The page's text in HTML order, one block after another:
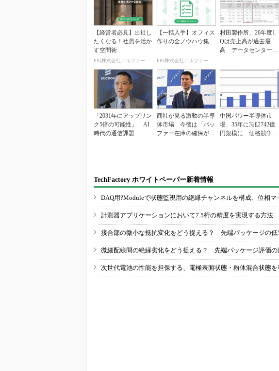
【経営者必見】出社し
たくなる！社員を活か
す空間術
PR(株式会社アルファーテクノ)
【一括入手】オフィス
作りの全ノウハウ集
PR(株式会社アルファーテクノ)
村田製作所、26年度1
Qは売上高が過去最
高 データセンター関
「2031年にアップリン
ク5倍の可能性」 AI
時代の通信課題
商社が見る激動の半導
体市場 今後は「バッ
ファー在庫の確保が重
中国パワー半導体市
場、35年に3兆2742億
円規模に 価格競争さ
TechFactory ホワイトペーパー新着情報
DAQ用?Moduleで状態監視用の絶縁チャンネルを構成、位相マ
計測器アプリケーションにおいて7.5桁の精度を実現する方法
接合部の微小な抵抗変化をどう捉える？ 先端パッケージの低
微細配線間の絶縁劣化をどう捉える？ 先端パッケージ評価の
次世代電池の性能を担保する、電極表面状態・粉体混合状態